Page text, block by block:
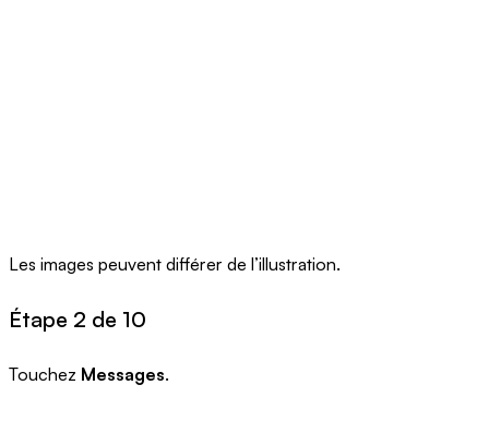
Les images peuvent différer de l’illustration.
Étape 2 de 10
Touchez Messages.